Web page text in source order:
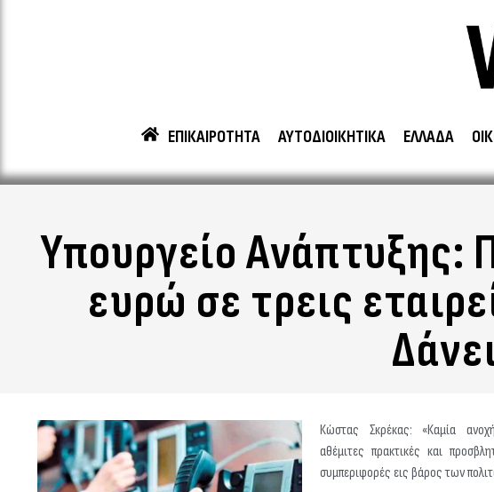
ΕΠΙΚΑΙΡΟΤΗΤΑ ΑΥΤΟΔΙΟΙΚΗΤΙΚΑ ΕΛΛΑΔΑ
Υπουργείο Ανάπτυξης:
ευρώ σε τρεις
Κώστας Σκρέκας: «Καμία
αθέμιτες πρακτικές και
συμπεριφορές εις βάρος των